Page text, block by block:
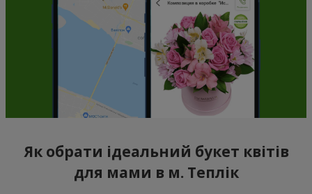
Як обрати ідеальний букет квітів
для мами в м. Теплік